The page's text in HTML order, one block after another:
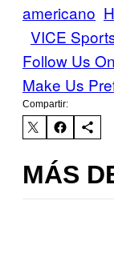
americano
VICE
Follow Us
Make Us
Compartir:
MÁS